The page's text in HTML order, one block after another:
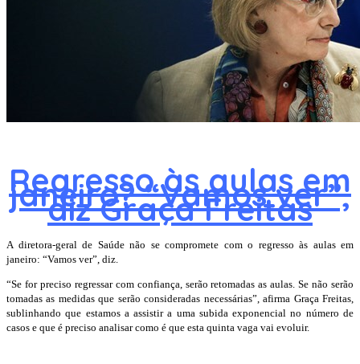
Regresso às aulas em
janeiro? “Vamos ver”,
diz Graça Freitas
A diretora-geral de Saúde não se compromete com o regresso às aulas em
janeiro: “Vamos ver”, diz.
“Se for preciso regressar com confiança, serão retomadas as aulas. Se não serão
tomadas as medidas que serão consideradas necessárias”, afirma Graça Freitas,
sublinhando que estamos a assistir a uma subida exponencial no número de
casos e que é preciso analisar como é que esta quinta vaga vai evoluir.